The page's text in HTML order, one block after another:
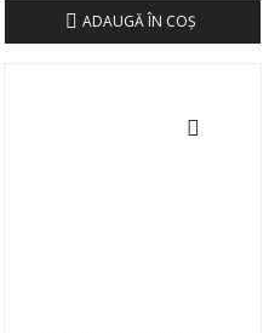
ADAUGĂ ÎN COŞ